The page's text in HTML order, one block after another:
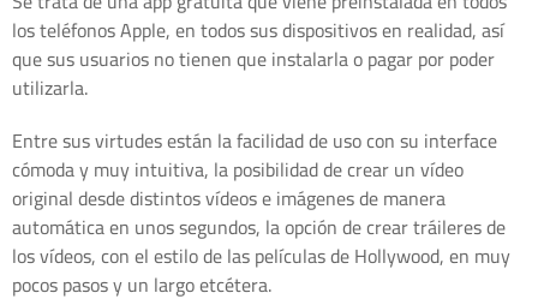
los teléfonos Apple, en todos sus dispositivos en realidad, así
que sus usuarios no tienen que instalarla o pagar por poder
utilizarla.
Entre sus virtudes están la facilidad de uso con su interface
cómoda y muy intuitiva, la posibilidad de crear un vídeo
original desde distintos vídeos e imágenes de manera
automática en unos segundos, la opción de crear tráileres de
los vídeos, con el estilo de las películas de Hollywood, en muy
pocos pasos y un largo etcétera.